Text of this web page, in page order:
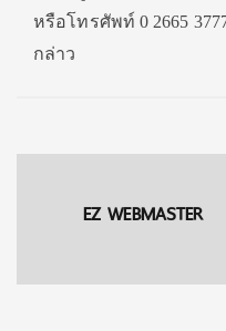
หรือโทรศัพท์ 0 2665
กล่าว
EZ WEBMASTER